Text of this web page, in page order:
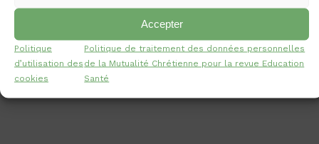
Accepter
Politique
d’utilisation des
cookies
Politique de traitement des données personnelles
de la Mutualité Chrétienne pour la revue Education
Santé
Le coup d’envoi de la nouvelle campagne de
l’Agence européenne pour la sécurité et la...